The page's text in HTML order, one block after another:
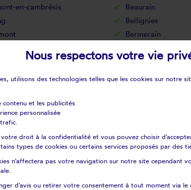
en-cambrésis Beaurain
Bellignies
Bermerain
Bettrechies
Sud Beuvry-la-forêt
Bousignies-sur-roc
Bouvignies
l'escaut Bruille-lez-
Nous respectons votre vie
utilisons des technologies telles que les cookies sur notre
contenu et les publicités
personnalisée
votre droit à la confidentialité et vous pouvez choisir
types de cookies ou certains services proposés par des
n'affectera pas votre navigation sur notre site cependant
d'avis ou retirer votre consentement à tout moment via le